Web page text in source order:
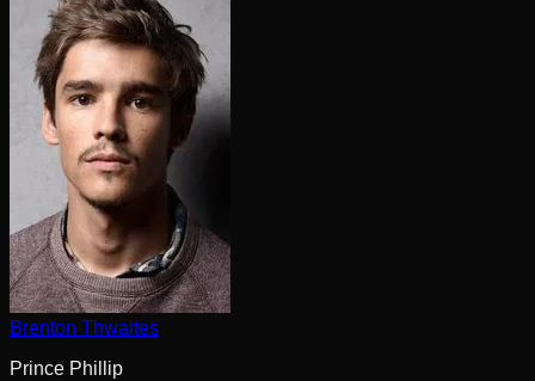
Brenton Thwaites
Prince Phillip